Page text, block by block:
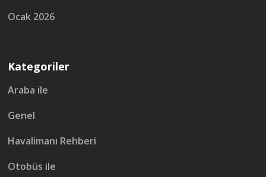
Ocak 2026
Kategoriler
Araba ile
Genel
Havalimanı Rehberi
Otobüs ile